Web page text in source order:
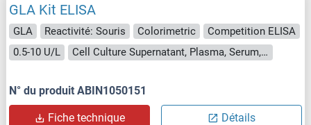
GLA Kit ELISA
GLA Reactivité: Souris Colorimetric
Competition ELISA
0.5-10 U/L
Cell Culture Supernatant, Plasma, Serum, Tissue Homogenate
N° du produit ABIN1050151
Fiche technique Détails